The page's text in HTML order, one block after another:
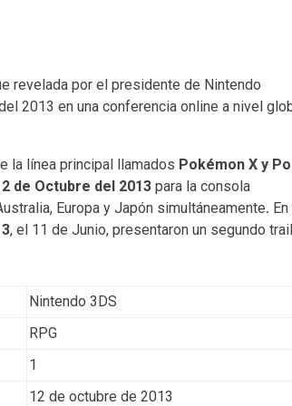
revelada por el presidente de Nintendo
2013 en una conferencia online a nivel
la línea principal llamados Pokémon X y
de Octubre del 2013para la consola
Europa y Japón simultáneamente.
, el 11 de Junio, presentaron un segundo
Nintendo 3DS
RPG
1
12 de octubre de 2013